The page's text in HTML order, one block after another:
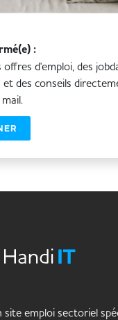
:
offres d'emploi, des
et des conseils
emploi sectoriel